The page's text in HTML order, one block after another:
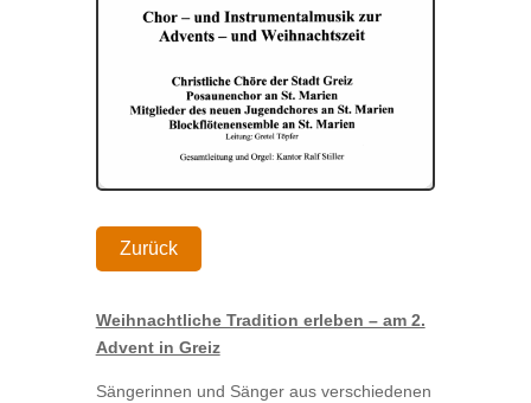
Zurück
Weihnachtliche Tradition erleben – am 2.
Advent in Greiz
Sängerinnen und Sänger aus verschiedenen